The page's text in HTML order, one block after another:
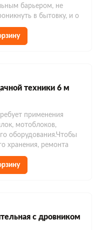
барьером, не
в бытовку, и о
техники 6 м
применения
мотоблоков,
оборудования.Чтобы
хранения, ремонта
с дровником